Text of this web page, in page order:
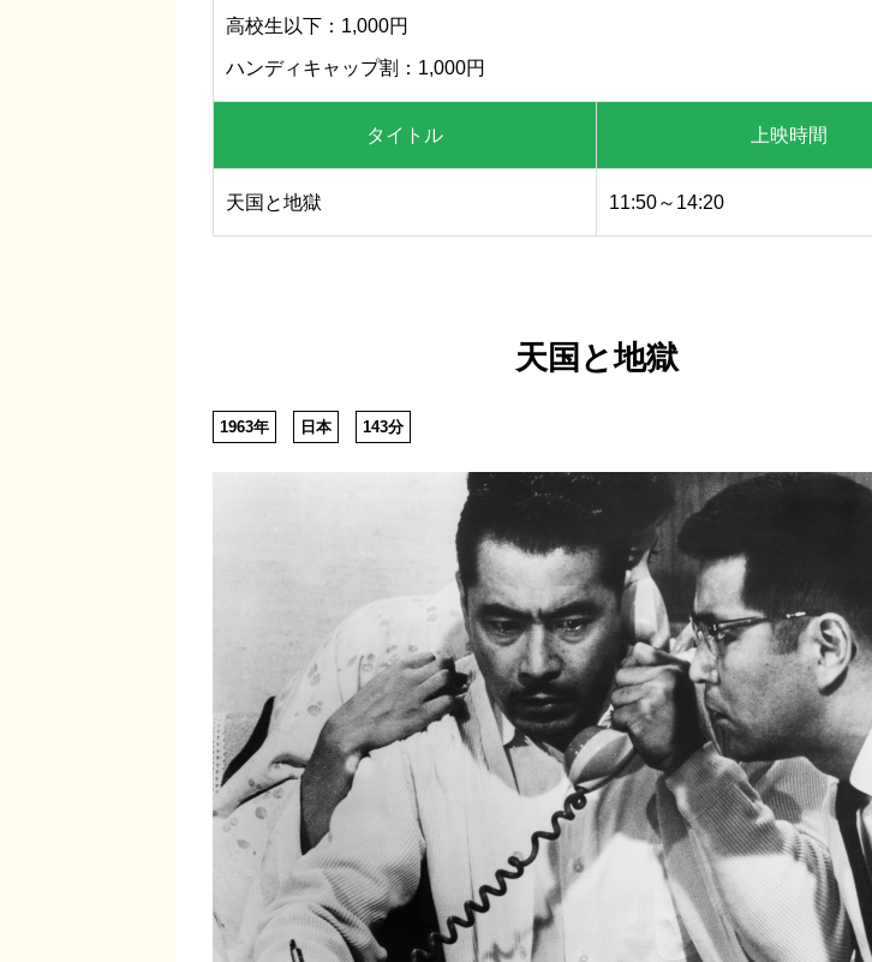
高校生以下：1,000円
ハンディキャップ割：1,000円
タイトル 上映時間
天国と地獄 11:50～14:20
天国と地獄
1963年 日本 143分